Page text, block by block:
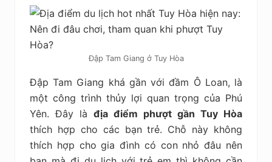
Đập Tam Giang ở Tuy Hòa
Đập Tam Giang khá gần với đầm Ô Loan, là
một công trình thủy lợi quan trọng của Phú
Yên. Đây là địa điểm phượt gần Tuy Hòa
thích hợp cho các bạn trẻ. Chỗ này không
thích hợp cho gia đình có con nhỏ đâu nên